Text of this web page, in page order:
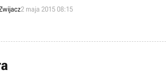
Splinter Cell: Blacklist.
2 maja 2015 08:15